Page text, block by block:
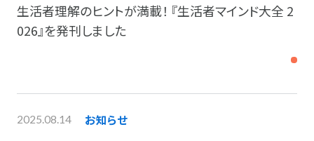
生活者理解のヒントが満載！ 『生活者マインド大全 2
026』を発刊しました
2025.08.14 お知らせ